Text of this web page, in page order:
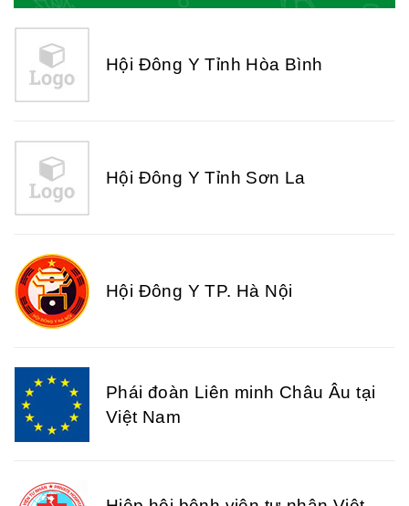
Hội Đông Y Tỉnh Hòa Bình
Hội Đông Y Tỉnh Sơn La
Hội Đông Y TP. Hà Nội
Phái đoàn Liên minh Châu Âu tại
Việt Nam